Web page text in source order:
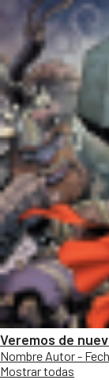
Veremos de
Nombre Autor -
Mostrar todas